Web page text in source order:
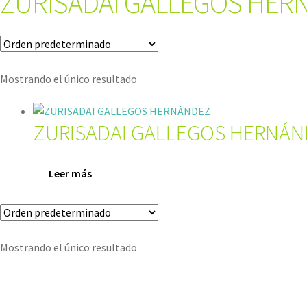
Mostrando el único resultado
ZURISADAI GALLEGOS
Leer más
Mostrando el único resultado